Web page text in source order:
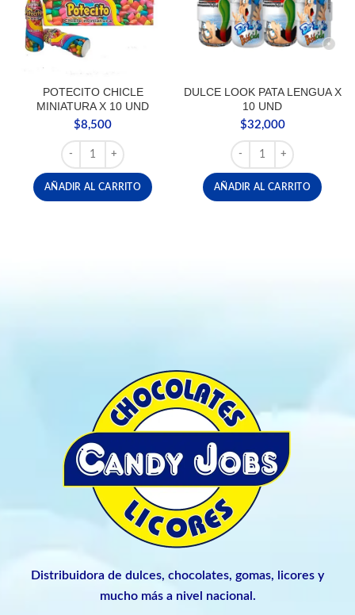
POTECITO CHICLE
MINIATURA X 10 UND
$8,500
POTECITO CHICLE MINIATURA X 10 UND cantidad
AÑADIR AL CARRITO
DULCE LOOK PATA LENGUA X
10 UND
$32,000
DULCE LOOK PATA
AÑADIR AL CARRITO
Distribuidora de dulces, chocolates, gomas, licores y
mucho más a nivel nacional.